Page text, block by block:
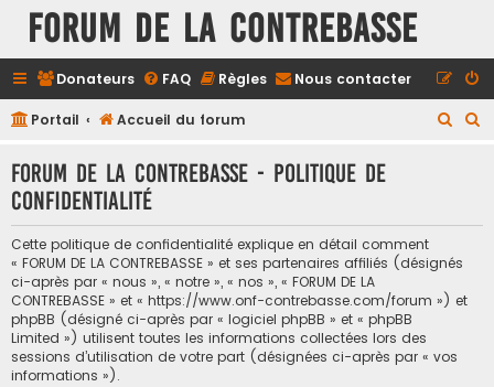
FORUM DE LA CONTREBASSE
Donateurs FAQ Règles Nous contacter
Portail Accueil du forum
r
FORUM DE LA CONTREBASSE - Politique de
confidentialité
Cette politique de confidentialité explique en détail comment
« FORUM DE LA CONTREBASSE » et ses partenaires affiliés (désignés
ci-après par « nous », « notre », « nos », « FORUM DE LA
CONTREBASSE » et « https://www.onf-contrebasse.com/forum ») et
phpBB (désigné ci-après par « logiciel phpBB » et « phpBB
Limited ») utilisent toutes les informations collectées lors des
sessions d’utilisation de votre part (désignées ci-après par « vos
informations »).